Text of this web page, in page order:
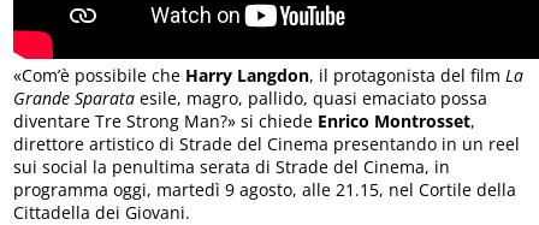
«Com’è possibile che Harry Langdon, il protagonista del filmLa
Grande Sparata esile, magro, pallido, quasi emaciato possa
diventare Tre Strong Man?» si chiede Enrico Montrosset,
direttore artistico di Strade del Cinema presentando in un reel
sui social la penultima serata di Strade del Cinema, in
programma oggi, martedì 9 agosto, alle 21.15, nel Cortile della
Cittadella dei Giovani.